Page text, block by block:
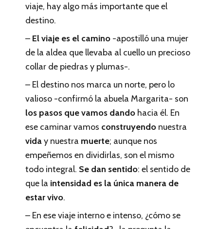
viaje, hay algo más importante que el
destino.
– El viaje es el camino -apostilló una mujer
de la aldea que llevaba al cuello un precioso
collar de piedras y plumas-.
– El destino nos marca un norte, pero lo
valioso -confirmó la abuela Margarita- son
los pasos que vamos dando hacia él. En
ese caminar vamos construyendo nuestra
viday nuestra muerte; aunque nos
empeñemos en dividirlas, son el mismo
todo integral. Se dan sentido: el sentido de
que la intensidad es la única manera de
estar vivo.
– En ese viaje interno e intenso, ¿cómo se